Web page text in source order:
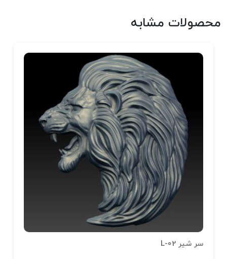
محصولات مشابه
سر شیر L-02